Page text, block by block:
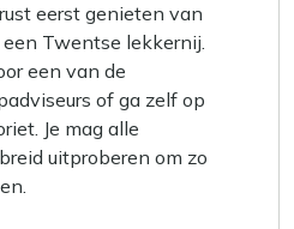
eerst genieten van
Twentse lekkernij.
een van de
of ga zelf op
Je mag alle
uitproberen om zo